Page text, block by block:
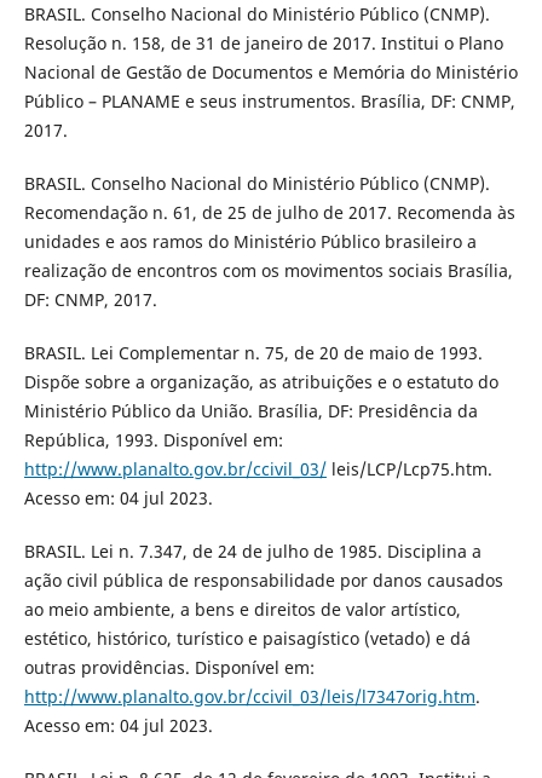
BRASIL. Conselho Nacional do Ministério Público (CNMP).
Resolução n. 158, de 31 de janeiro de 2017. Institui o Plano
Nacional de Gestão de Documentos e Memória do Ministério
Público – PLANAME e seus instrumentos. Brasília, DF: CNMP,
2017.
BRASIL. Conselho Nacional do Ministério Público (CNMP).
Recomendação n. 61, de 25 de julho de 2017. Recomenda às
unidades e aos ramos do Ministério Público brasileiro a
realização de encontros com os movimentos sociais Brasília,
DF: CNMP, 2017.
BRASIL. Lei Complementar n. 75, de 20 de maio de 1993.
Dispõe sobre a organização, as atribuições e o estatuto do
Ministério Público da União. Brasília, DF: Presidência da
República, 1993. Disponível em:
http://www.planalto.gov.br/ccivil_03/leis/LCP/Lcp75.htm.
Acesso em: 04 jul 2023.
BRASIL. Lei n. 7.347, de 24 de julho de 1985. Disciplina a
ação civil pública de responsabilidade por danos causados
ao meio ambiente, a bens e direitos de valor artístico,
estético, histórico, turístico e paisagístico (vetado) e dá
outras providências. Disponível em:
http://www.planalto.gov.br/ccivil_03/leis/l7347orig.htm.
Acesso em: 04 jul 2023.